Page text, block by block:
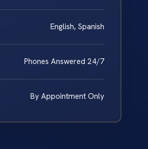
English, Spanish
Phones Answered 24/7
By Appointment Only